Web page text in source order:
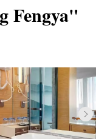
Fengya"